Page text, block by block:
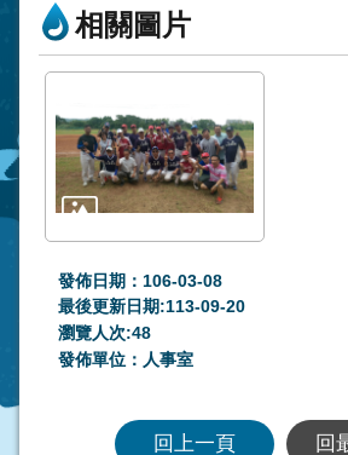
相關圖片
發佈日期：106-03-08
最後更新日期:113-09-20
瀏覽人次:48
發佈單位：人事室
回上一頁 回